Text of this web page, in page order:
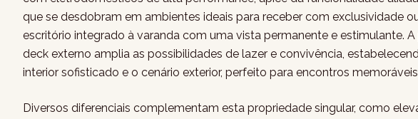
que se desdobram em ambientes ideais para receber com exclusividade
escritório integrado à varanda com uma vista permanente e estimulante.
deck externo amplia as possibilidades de lazer e convivência,
interior sofisticado e o cenário exterior, perfeito para encontros
Diversos diferenciais complementam esta propriedade singular, como